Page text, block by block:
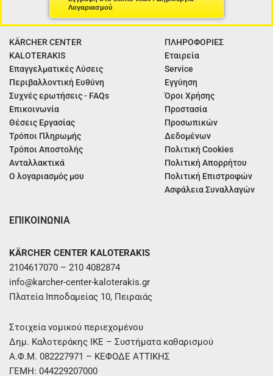
Λογαριασμού
KÄRCHER CENTER
KALOTERAKIS
Επαγγελματικές Λύσεις
Περιβαλλοντική Ευθύνη
Συχνές ερωτήσεις - FAQs
Επικοινωνία
Θέσεις Εργασίας
Τρόποι Πληρωμής
Τρόποι Αποστολής
Ανταλλακτικά
Ο λογαριασμός μου
ΠΛΗΡΟΦΟΡΙΕΣ
Εταιρεία
Service
Εγγύηση
Όροι Χρήσης
Προστασία
Προσωπικών
Δεδομένων
Πολιτική Cookies
Πολιτική Απορρήτου
Πολιτική Επιστροφών
Ασφάλεια Συναλλαγών
ΕΠΙΚΟΙΝΩΝΙΑ
KÄRCHER CENTER KALOTERAKIS
2104617070 – 210 4082874
info@karcher-center-kaloterakis.gr
Πλατεία Ιπποδαμείας 10, Πειραιάς
Στοιχεία νομικού περιεχομένου
Δημ. Καλοτεράκης ΙΚΕ – Συστήματα καθαρισμού
Α.Φ.Μ. 082227971 – ΚΕΦΟΔΕ ΑΤΤΙΚΗΣ
ΓΕΜΗ: 044229207000